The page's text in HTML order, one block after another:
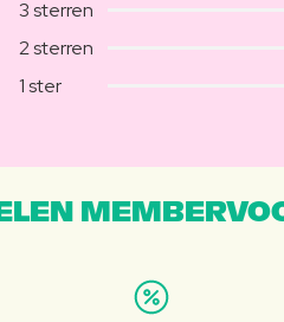
3 sterren
2 sterren
1 ster